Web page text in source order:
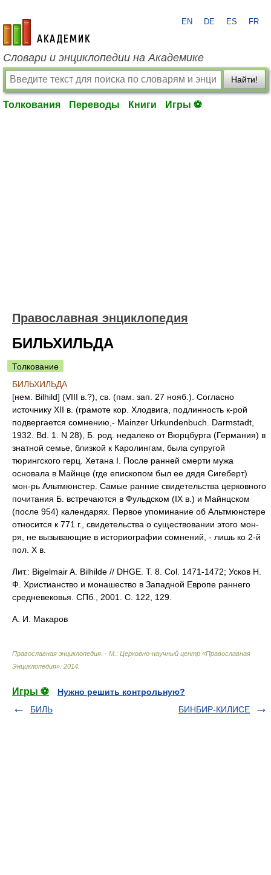
academic.ru
EN DE ES FR
Словари и энциклопедии на Академике
Найти!
Толкования Переводы Книги Игры ⚽
Православная энциклопедия
БИЛЬХИЛЬДА
Толкование
БИЛЬХИЛЬДА
[нем. Bilhild] (VIII в.?), св. (пам. зап. 27 нояб.). Согласно
источнику XII в. (грамоте кор. Хлодвига, подлинность к-рой
подвергается сомнению,- Mainzer Urkundenbuch. Darmstadt,
1932. Bd. 1. N 28), Б. род. недалеко от Вюрцбурга (Германия) в
знатной семье, близкой к Каролингам, была супругой
тюрингского герц. Хетана I. После ранней смерти мужа
основала в Майнце (где епископом был ее дядя Сигеберт)
мон-рь Альтмюнстер. Самые ранние свидетельства церковного
почитания Б. встречаются в Фульдском (IX в.) и Майнцском
(после 954) календарях. Первое упоминание об Альтмюнстере
относится к 771 г., свидетельства о существовании этого мон-
ря, не вызывающие в историографии сомнений, - лишь ко 2-й
пол. X в.
Лит.: Bigelmair A. Bilhilde // DHGE. T. 8. Col. 1471-1472; Усков Н.
Ф. Христианство и монашество в Западной Европе раннего
средневековья. СПб., 2001. С. 122, 129.
А. И. Макаров
Православная энциклопедия. - М.: Церковно-научный центр «Православная
Энциклопедия» 2014
Игры ⚽
Нужно решить контрольную?
БИЛЬ
БИНБИР-КИЛИСЕ